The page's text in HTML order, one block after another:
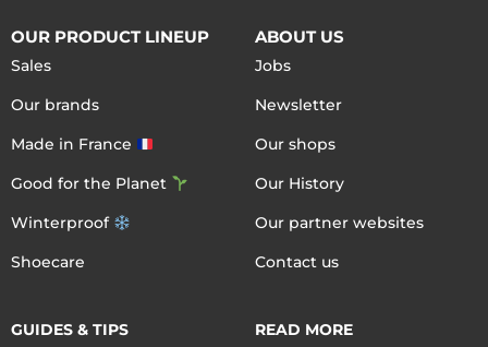
OUR PRODUCT LINEUP
Sales
Our brands
Made in France
Good for the Planet
Winterproof
Shoecare
ABOUT US
Jobs
Newsletter
Our shops
Our History
Our partner websites
Contact us
GUIDES & TIPS
READ MORE